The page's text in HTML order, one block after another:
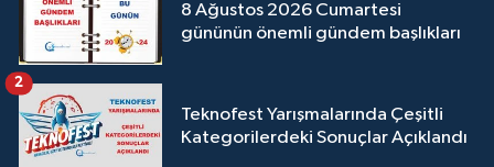
8 Ağustos 2026 Cumartesi
gününün önemli gündem başlıkları
Teknofest Yarışmalarında Çeşitli
Kategorilerdeki Sonuçlar Açıklandı
2